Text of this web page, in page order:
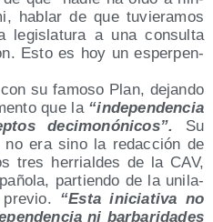
hablar de que tuvie­ra­mos
legis­la­tu­ra a una con­sul­ta
Esto es hoy un esper­pen­
su famo­so Plan, dejan­do
que la“inde­pen­den­cia
deci­mo­nó­ni­cos”. Su
no era sino la redac­ción de
tres herrial­des de la CAV,
par­tien­do de la uni­la­
“Esta ini­cia­ti­va no
ni bar­ba­ri­da­des